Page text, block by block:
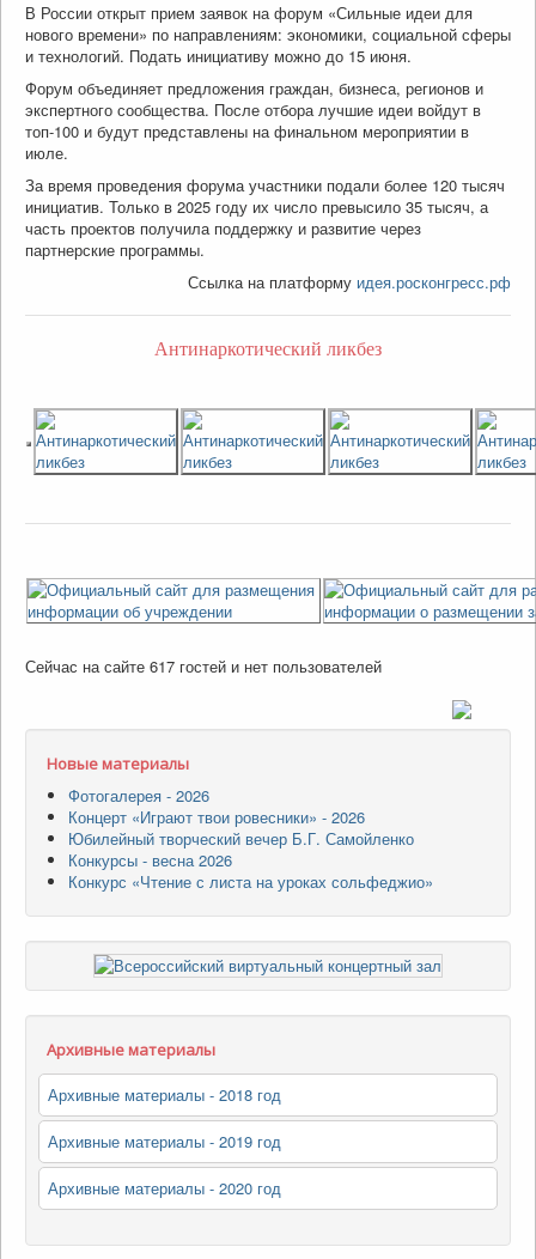
В России открыт прием заявок на форум «Сильные идеи для
нового времени» по направлениям: экономики, социальной сферы
и технологий. Подать инициативу можно до 15 июня.
Форум объединяет предложения граждан, бизнеса, регионов и
экспертного сообщества. После отбора лучшие идеи войдут в
топ-100 и будут представлены на финальном мероприятии в
июле.
За время проведения форума участники подали более 120 тысяч
инициатив. Только в 2025 году их число превысило 35 тысяч, а
часть проектов получила поддержку и развитие через
партнерские программы.
Ссылка на платформу идея.росконгресс.рф
Антинаркотический ликбез
Сейчас на сайте 617 гостей и нет пользователей
Новые материалы
Фотогалерея - 2026
Концерт «Играют твои ровесники» - 2026
Юбилейный творческий вечер Б.Г. Самойленко
Конкурсы - весна 2026
Конкурс «Чтение с листа на уроках сольфеджио»
Архивные материалы
Архивные материалы - 2018 год
Архивные материалы - 2019 год
Архивные материалы - 2020 год